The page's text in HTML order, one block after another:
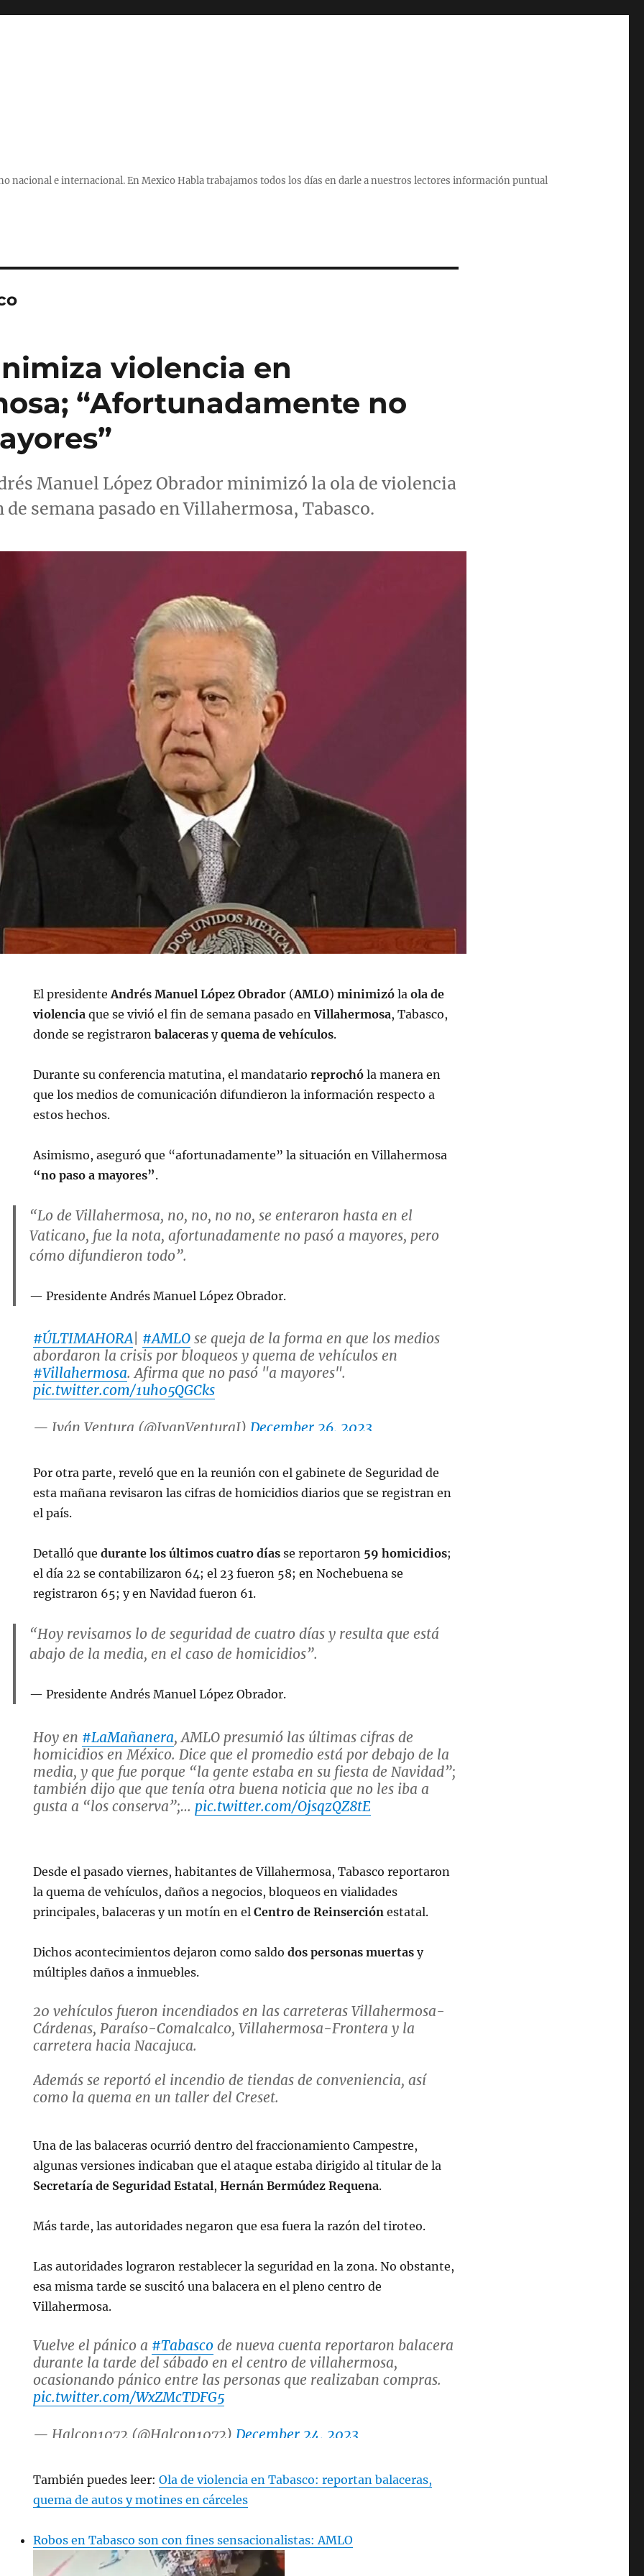
nacional e internacional. En Mexico Habla trabajamos todos los días en darle a nuestros lectores información puntual
violencia en
“Afortunadamente no
Manuel López Obrador minimizó la ola de violencia
semana pasado en Villahermosa, Tabasco.
El presidenteAndrés Manuel López Obrador (AMLO)minimizó laola de
violenciaque se vivió el fin de semana pasado enVillahermosa, Tabasco,
donde se registraronbalacerasyquema de vehículos.
Durante su conferencia matutina, el mandatarioreprochó la manera en
que los medios de comunicación difundieron la información respecto a
estos hechos.
Asimismo, aseguró que “afortunadamente” la situación en Villahermosa
“no paso a mayores”.
“Lo de Villahermosa, no, no, no no, se enteraron hasta en el
Vaticano, fue la nota, afortunadamente no pasó a mayores, pero
cómo difundieron todo”.
Presidente Andrés Manuel López Obrador.
#ÚLTIMAHORA| #AMLO se queja de la forma en que los medios
abordaron la crisis por bloqueos y quema de vehículos en
#Villahermosa. Afirma que no pasó "a mayores".
pic.twitter.com/1uh05QGCks
— Iván Ventura (@IvanVenturaJ) December 26, 2023
Por otra parte, reveló que en la reunión con el gabinete de Seguridad de
esta mañana revisaron las cifras de homicidios diarios que se registran en
el país.
Detalló quedurante los últimos cuatro díasse reportaron 59 homicidios;
el día 22 se contabilizaron 64; el 23 fueron 58; en Nochebuena se
registraron 65; y en Navidad fueron 61.
“Hoy revisamos lo de seguridad de cuatro días y resulta que está
abajo de la media, en el caso de homicidios”.
Presidente Andrés Manuel López Obrador.
Hoy en #LaMañanera, AMLO presumió las últimas cifras de
homicidios en México. Dice que el promedio está por debajo de la
media, y que fue porque “la gente estaba en su fiesta de Navidad”;
también dijo que que tenía otra buena noticia que no les iba a
gusta a “los conserva”;… pic.twitter.com/OjsqzQZ8tE
Desde el pasado viernes, habitantes de Villahermosa, Tabasco reportaron
la quema de vehículos, daños a negocios, bloqueos en vialidades
principales, balaceras y un motín en elCentro de Reinserción estatal.
Dichos acontecimientos dejaron como saldodos personas muertas y
múltiples daños a inmuebles.
20 vehículos fueron incendiados en las carreteras Villahermosa-
Cárdenas, Paraíso-Comalcalco, Villahermosa-Frontera y la
carretera hacia Nacajuca.
Además se reportó el incendio de tiendas de conveniencia, así
como la quema en un taller del Creset.
— Joaquín López-Dóriga (@lopezdoriga)December 23, 2023
Una de las balaceras ocurrió dentro del fraccionamiento Campestre,
algunas versiones indicaban que el ataque estaba dirigido al titular de la
Secretaría de Seguridad Estatal,Hernán Bermúdez Requena.
Más tarde, las autoridades negaron que esa fuera la razón del tiroteo.
Las autoridades lograron restablecer la seguridad en la zona. No obstante,
esa misma tarde se suscitó una balacera en el pleno centro de
Villahermosa.
Vuelve el pánico a #Tabasco de nueva cuenta reportaron balacera
durante la tarde del sábado en el centro de villahermosa,
ocasionando pánico entre las personas que realizaban compras.
pic.twitter.com/WxZMcTDFG5
— Halcon1072 (@Halcon1072) December 24, 2023
También puedes leer:Ola de violencia en Tabasco: reportan balaceras,
quema de autos y motines en cárceles
Robos en Tabasco son con fines sensacionalistas: AMLO